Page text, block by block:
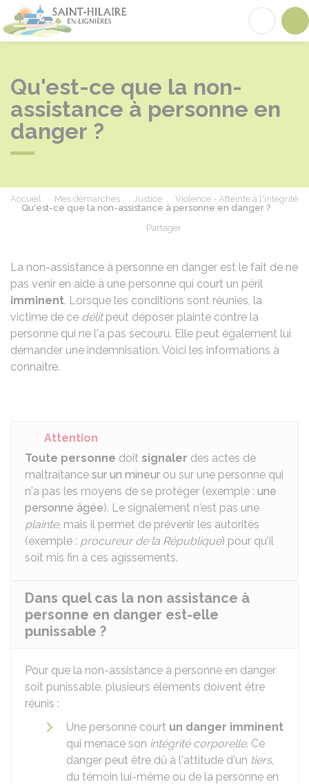
Saint-Hilaire-en-Lignières
Qu'est-ce que la non-
assistance à personne en
danger ?
Accueil Mes démarches Justice
Violence - Atteinte à l'intégrité
Qu'est-ce que la non-assistance à personne en danger ?
Partager
La non-assistance à personne en danger est le fait de ne
pas venir en aide à une personne qui court un péril
imminent. Lorsque les conditions sont réunies, la
victime de ce délitpeut déposer plainte contre la
personne qui ne l'a pas secouru. Elle peut également lui
demander une indemnisation. Voici les informations à
connaître.
Attention
Toute personne doit signaler des actes de
maltraitance sur un mineur ou sur une personne qui
n'a pas les moyens de se protéger (exemple : une
personne âgée). Le signalement n'est pas une
plainte, mais il permet de prévenir les autorités
(exemple : procureur de la République) pour qu'il
soit mis fin à ces agissements.
Dans quel cas la non assistance à
personne en danger est-elle
punissable ?
Pour que la non-assistance à personne en danger
soit punissable, plusieurs éléments doivent être
réunis :
Une personne court un danger imminent
qui menace son intégrité corporelle. Ce
danger peut être dû à l'attitude d'un tiers,
du témoin lui-même ou de la personne en